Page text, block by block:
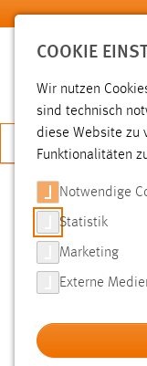
Zum Hauptinhalt
SUCHE
FILTER
Typ
COOKIE
Wir nutzen
sind technisch
diese Website zu
Funktionalitäten
Notwendige
Statistik
Marketing
Externe